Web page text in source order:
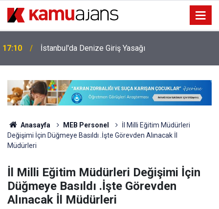
17:10 İstanbul'da Denize Giriş Yasağı
Anasayfa MEB Personel
İl Milli Eğitim Müdürleri
Değişimi İçin Düğmeye Basıldı .İşte Görevden Alınacak İl
Müdürleri
İl Milli Eğitim Müdürleri Değişimi İçin
Düğmeye Basıldı .İşte Görevden
Alınacak İl Müdürleri